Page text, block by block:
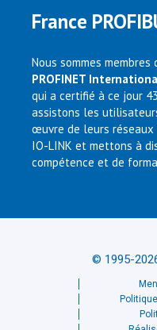
France
Nous sommes membres
PROFINET
qui a certifié à ce jour
assistons les
œuvre de leurs réseaux
IO-LINK et mettons à
compétence et de
© 1995-